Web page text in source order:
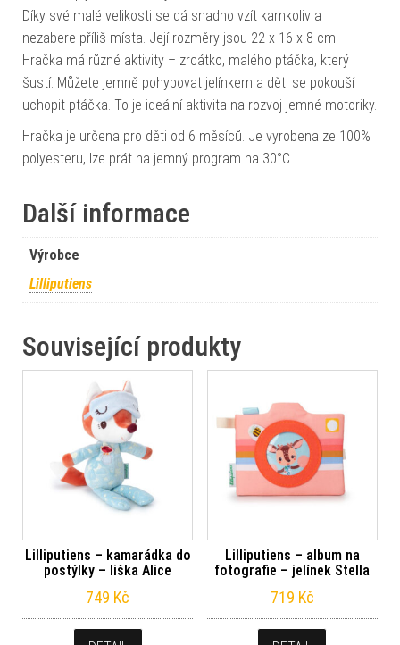
Díky své malé velikosti se dá snadno vzít kamkoliv a
nezabere příliš místa. Její rozměry jsou 22 x 16 x 8 cm.
Hračka má různé aktivity – zrcátko, malého ptáčka, který
šustí. Můžete jemně pohybovat jelínkem a děti se pokouší
uchopit ptáčka. To je ideální aktivita na rozvoj jemné motoriky.
Hračka je určena pro děti od 6 měsíců. Je vyrobena ze 100%
polyesteru, lze prát na jemný program na 30°C.
Další informace
Výrobce
Lilliputiens
Související produkty
Lilliputiens – kamarádka do
postýlky – liška Alice
749 Kč
Lilliputiens – album na
fotografie – jelínek Stella
719 Kč